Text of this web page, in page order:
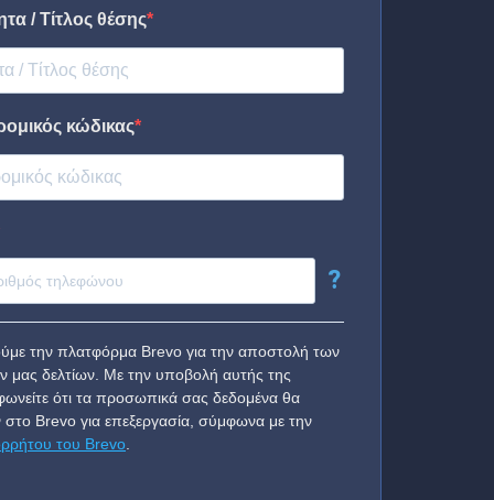
/ Τίτλος θέσης
κώδικας
?
την πλατφόρμα Brevo για την αποστολή των
μας δελτίων. Με την υποβολή αυτής της
ότι τα προσωπικά σας δεδομένα θα
στο Brevo για επεξεργασία, σύμφωνα με την
του Brevo